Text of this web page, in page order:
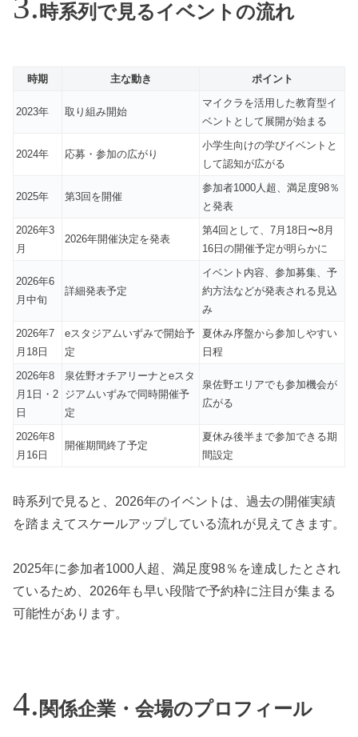
時系列で見るイベントの流れ
時期 主な動き ポイント
2023年 取り組み開始
マイクラを活用した教育型イ
ベントとして展開が始まる
2024年 応募・参加の広がり
小学生向けの学びイベントと
して認知が広がる
2025年 第3回を開催
参加者1000人超、満足度98％
と発表
2026年3
月
2026年開催決定を発表
第4回として、7月18日〜8月
16日の開催予定が明らかに
2026年6
月中旬
詳細発表予定
イベント内容、参加募集、予
約方法などが発表される見込
み
2026年7
月18日
eスタジアムいずみで開始予
定
夏休み序盤から参加しやすい
日程
2026年8
月1日・2
日
泉佐野オチアリーナとeスタ
ジアムいずみで同時開催予
定
泉佐野エリアでも参加機会が
広がる
2026年8
月16日
開催期間終了予定
夏休み後半まで参加できる期
間設定
時系列で見ると、2026年のイベントは、過去の開催実績
を踏まえてスケールアップしている流れが見えてきます。
2025年に参加者1000人超、満足度98％を達成したとされ
ているため、2026年も早い段階で予約枠に注目が集まる
可能性があります。
関係企業・会場のプロフィール